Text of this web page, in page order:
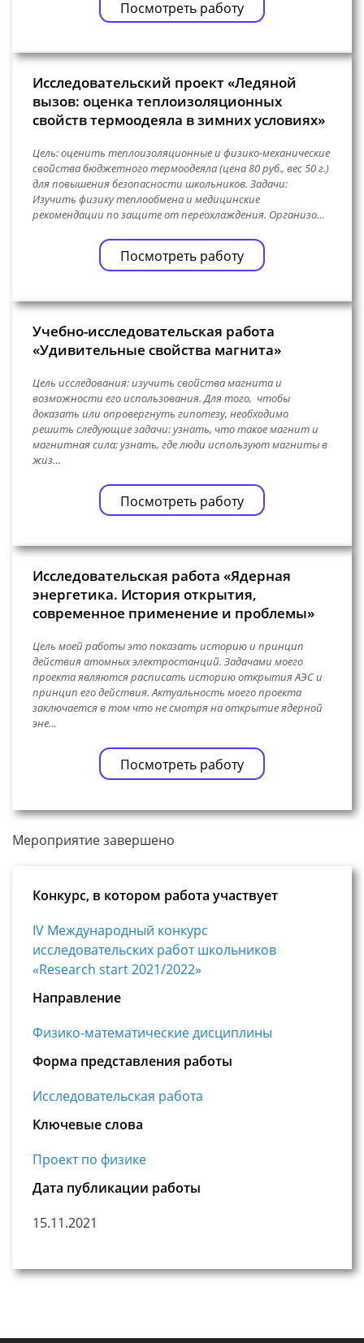
Посмотреть работу
Исследовательский проект «Ледяной
вызов: оценка теплоизоляционных
свойств термоодеяла в зимних условиях»
Цель: оценить теплоизоляционные и физико-механические
свойства бюджетного термоодеяла (цена 80 руб., вес 50 г.)
для повышения безопасности школьников. Задачи:
Изучить физику теплообмена и медицинские
рекомендации по защите от переохлаждения. Организо…
Посмотреть работу
Учебно-исследовательская работа
«Удивительные свойства магнита»
Цель исследования: изучить свойства магнита и
возможности его использования. Для того, чтобы
доказать или опровергнуть гипотезу, необходимо
решить следующие задачи: узнать, что такое магнит и
магнитная сила; узнать, где люди используют магниты в
жиз…
Посмотреть работу
Исследовательская работа «Ядерная
энергетика. История открытия,
современное применение и проблемы»
Цель моей работы это показать историю и принцип
действия атомных электростанций. Задачами моего
проекта являются расписать историю открытия АЭС и
принцип его действия. Актуальность моего проекта
заключается в том что не смотря на открытие ядерной
эне…
Посмотреть работу
Мероприятие завершено
Конкурс, в котором работа участвует
IV Международный конкурс
исследовательских работ школьников
«Research start 2021/2022»
Направление
Физико-математические дисциплины
Форма представления работы
Исследовательская работа
Ключевые слова
Проект по физике
Дата публикации работы
15.11.2021